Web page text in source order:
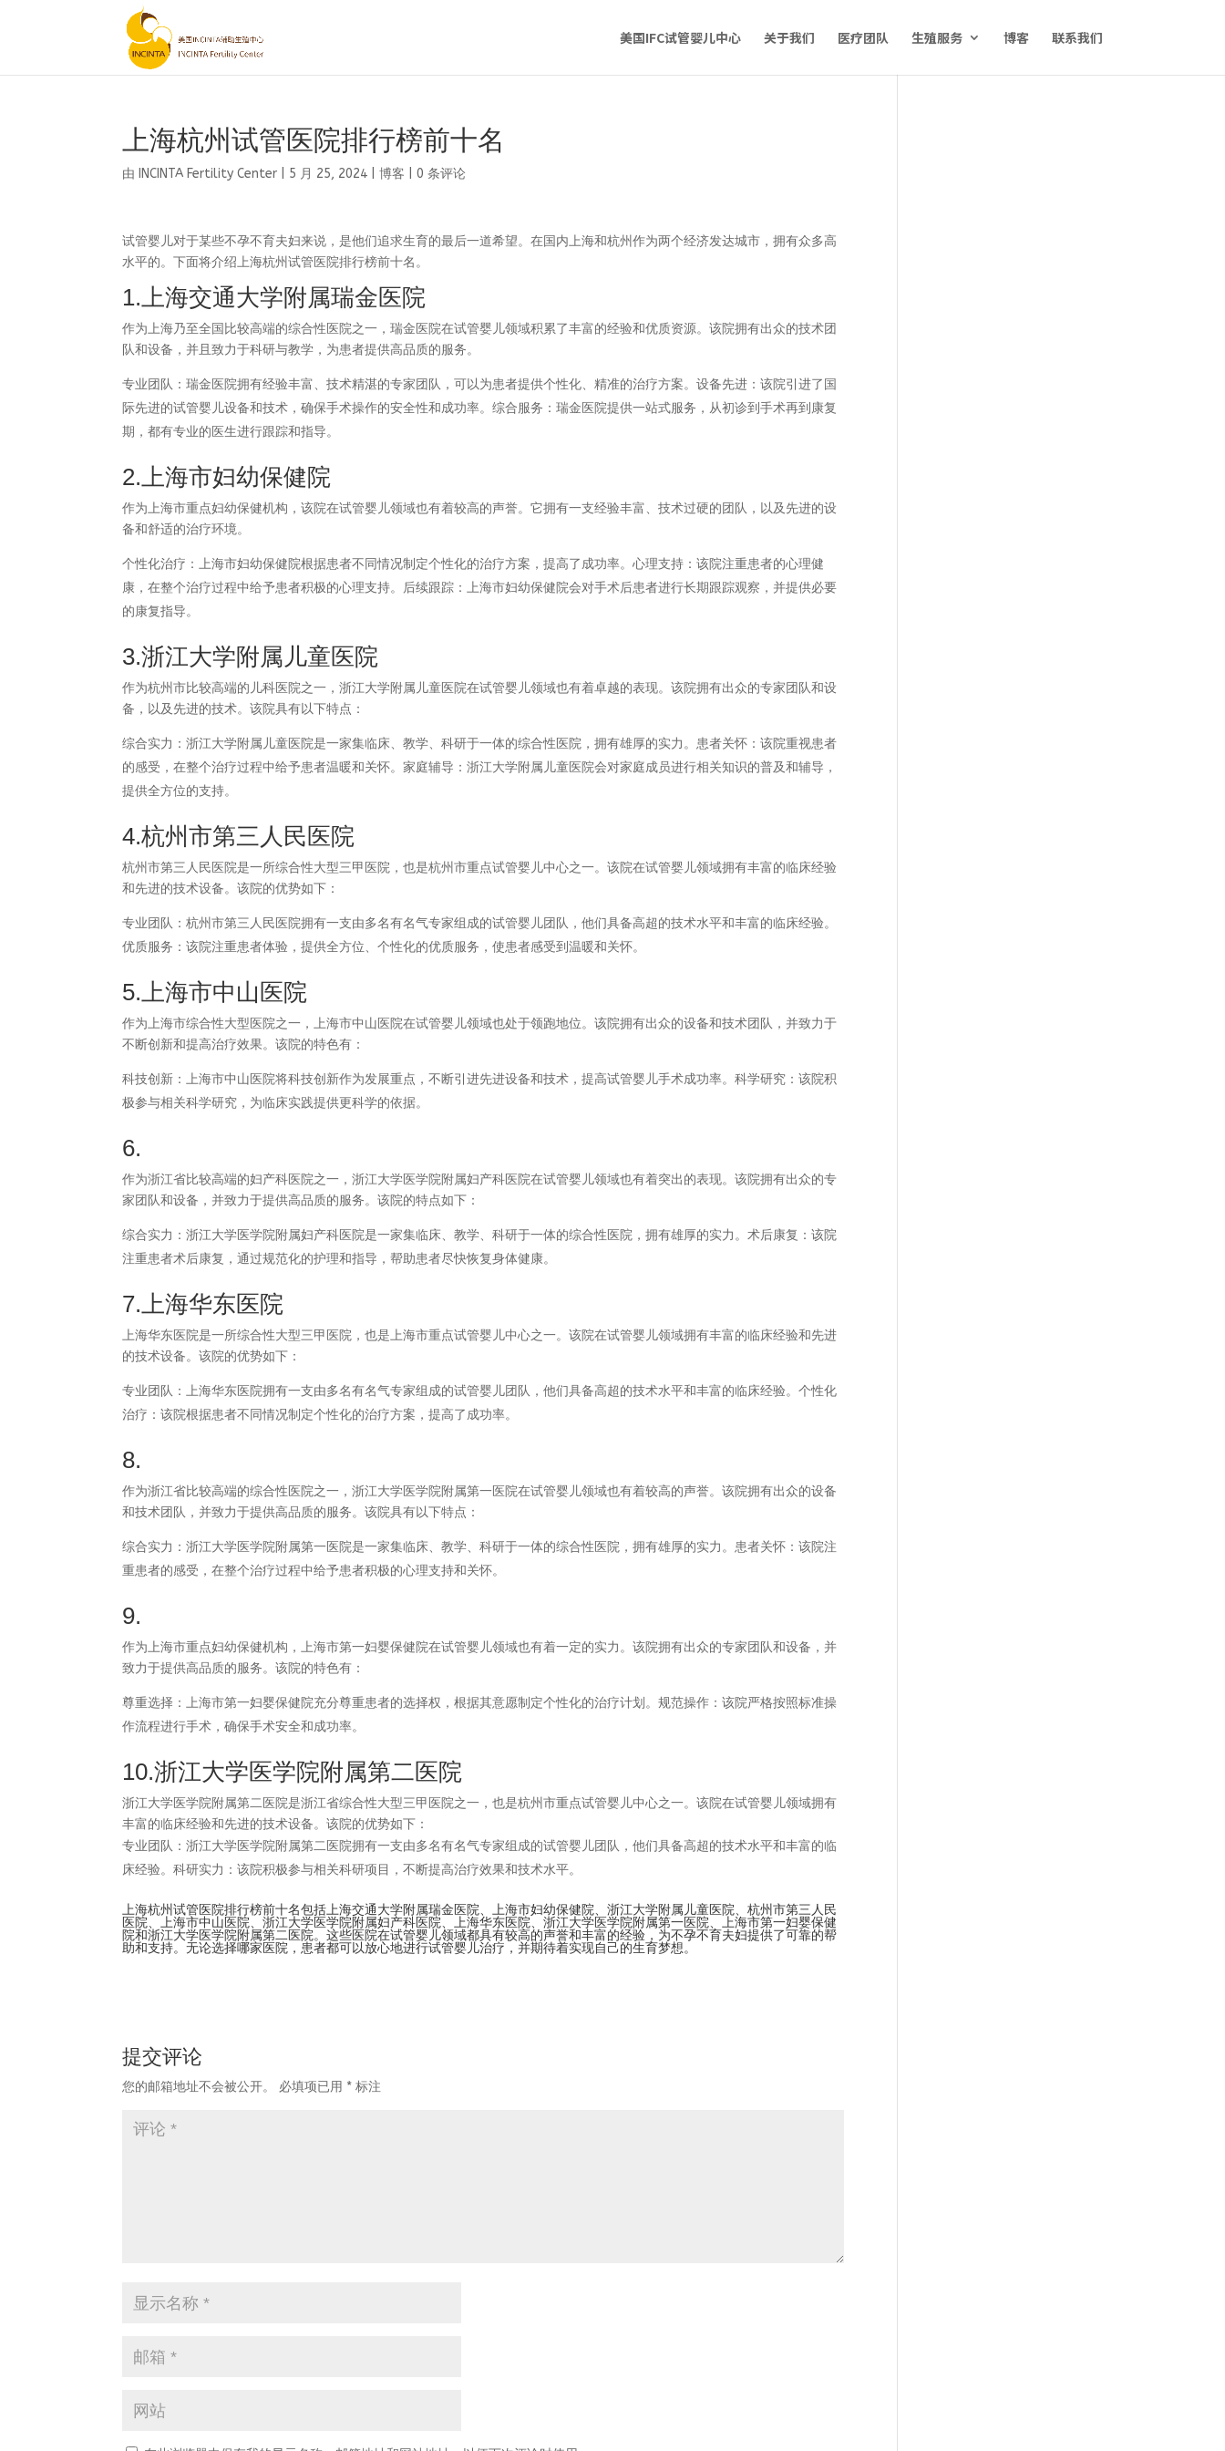
美国IFC试管婴儿中心 关于我们 医疗团队 生殖服务 博客 联系我们
上海杭州试管医院排行榜前十名
由 INCINTA Fertility Center 5 月 25, 2024 |博客 |0 条评论
试管婴儿对于某些不孕不育夫妇来说，是他们追求生育的最后一道希望。在国内上海和杭州作为两个经济发达城市，拥有众多高
水平的。下面将介绍上海杭州试管医院排行榜前十名。
1.上海交通大学附属瑞金医院
作为上海乃至全国比较高端的综合性医院之一，瑞金医院在试管婴儿领域积累了丰富的经验和优质资源。该院拥有出众的技术团
队和设备，并且致力于科研与教学，为患者提供高品质的服务。
专业团队：瑞金医院拥有经验丰富、技术精湛的专家团队，可以为患者提供个性化、精准的治疗方案。设备先进：该院引进了国
际先进的试管婴儿设备和技术，确保手术操作的安全性和成功率。综合服务：瑞金医院提供一站式服务，从初诊到手术再到康复
期，都有专业的医生进行跟踪和指导。
2.上海市妇幼保健院
作为上海市重点妇幼保健机构，该院在试管婴儿领域也有着较高的声誉。它拥有一支经验丰富、技术过硬的团队，以及先进的设
备和舒适的治疗环境。
个性化治疗：上海市妇幼保健院根据患者不同情况制定个性化的治疗方案，提高了成功率。心理支持：该院注重患者的心理健
康，在整个治疗过程中给予患者积极的心理支持。后续跟踪：上海市妇幼保健院会对手术后患者进行长期跟踪观察，并提供必要
的康复指导。
3.浙江大学附属儿童医院
作为杭州市比较高端的儿科医院之一，浙江大学附属儿童医院在试管婴儿领域也有着卓越的表现。该院拥有出众的专家团队和设
备，以及先进的技术。该院具有以下特点：
综合实力：浙江大学附属儿童医院是一家集临床、教学、科研于一体的综合性医院，拥有雄厚的实力。患者关怀：该院重视患者
的感受，在整个治疗过程中给予患者温暖和关怀。家庭辅导：浙江大学附属儿童医院会对家庭成员进行相关知识的普及和辅导，
提供全方位的支持。
4.杭州市第三人民医院
杭州市第三人民医院是一所综合性大型三甲医院，也是杭州市重点试管婴儿中心之一。该院在试管婴儿领域拥有丰富的临床经验
和先进的技术设备。该院的优势如下：
专业团队：杭州市第三人民医院拥有一支由多名有名气专家组成的试管婴儿团队，他们具备高超的技术水平和丰富的临床经验。
优质服务：该院注重患者体验，提供全方位、个性化的优质服务，使患者感受到温暖和关怀。
5.上海市中山医院
作为上海市综合性大型医院之一，上海市中山医院在试管婴儿领域也处于领跑地位。该院拥有出众的设备和技术团队，并致力于
不断创新和提高治疗效果。该院的特色有：
科技创新：上海市中山医院将科技创新作为发展重点，不断引进先进设备和技术，提高试管婴儿手术成功率。科学研究：该院积
极参与相关科学研究，为临床实践提供更科学的依据。
6.
作为浙江省比较高端的妇产科医院之一，浙江大学医学院附属妇产科医院在试管婴儿领域也有着突出的表现。该院拥有出众的专
家团队和设备，并致力于提供高品质的服务。该院的特点如下：
综合实力：浙江大学医学院附属妇产科医院是一家集临床、教学、科研于一体的综合性医院，拥有雄厚的实力。术后康复：该院
注重患者术后康复，通过规范化的护理和指导，帮助患者尽快恢复身体健康。
7.上海华东医院
上海华东医院是一所综合性大型三甲医院，也是上海市重点试管婴儿中心之一。该院在试管婴儿领域拥有丰富的临床经验和先进
的技术设备。该院的优势如下：
专业团队：上海华东医院拥有一支由多名有名气专家组成的试管婴儿团队，他们具备高超的技术水平和丰富的临床经验。个性化
治疗：该院根据患者不同情况制定个性化的治疗方案，提高了成功率。
8.
作为浙江省比较高端的综合性医院之一，浙江大学医学院附属第一医院在试管婴儿领域也有着较高的声誉。该院拥有出众的设备
和技术团队，并致力于提供高品质的服务。该院具有以下特点：
综合实力：浙江大学医学院附属第一医院是一家集临床、教学、科研于一体的综合性医院，拥有雄厚的实力。患者关怀：该院注
重患者的感受，在整个治疗过程中给予患者积极的心理支持和关怀。
9.
作为上海市重点妇幼保健机构，上海市第一妇婴保健院在试管婴儿领域也有着一定的实力。该院拥有出众的专家团队和设备，并
致力于提供高品质的服务。该院的特色有：
尊重选择：上海市第一妇婴保健院充分尊重患者的选择权，根据其意愿制定个性化的治疗计划。规范操作：该院严格按照标准操
作流程进行手术，确保手术安全和成功率。
10.浙江大学医学院附属第二医院
浙江大学医学院附属第二医院是浙江省综合性大型三甲医院之一，也是杭州市重点试管婴儿中心之一。该院在试管婴儿领域拥有
丰富的临床经验和先进的技术设备。该院的优势如下：
专业团队：浙江大学医学院附属第二医院拥有一支由多名有名气专家组成的试管婴儿团队，他们具备高超的技术水平和丰富的临
床经验。科研实力：该院积极参与相关科研项目，不断提高治疗效果和技术水平。
上海杭州试管医院排行榜前十名包括上海交通大学附属瑞金医院、上海市妇幼保健院、浙江大学附属儿童医院、杭州市第三人民
医院、上海市中山医院、浙江大学医学院附属妇产科医院、上海华东医院、浙江大学医学院附属第一医院、上海市第一妇婴保健
院和浙江大学医学院附属第二医院。这些医院在试管婴儿领域都具有较高的声誉和丰富的经验，为不孕不育夫妇提供了可靠的帮
助和支持。无论选择哪家医院，患者都可以放心地进行试管婴儿治疗，并期待着实现自己的生育梦想。
提交评论
您的邮箱地址不会被公开。 必填项已用 * 标注